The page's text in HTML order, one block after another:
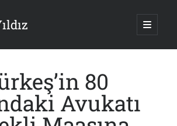
ana
80
Avukatı